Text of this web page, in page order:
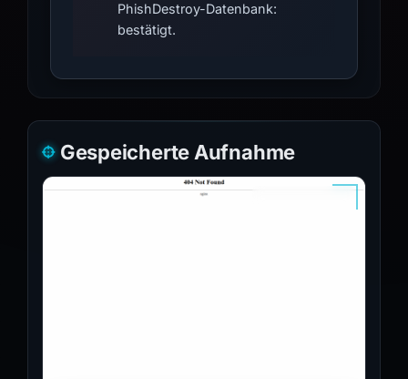
PhishDestroy-Datenbank:
bestätigt.
Gespeicherte Aufnahme